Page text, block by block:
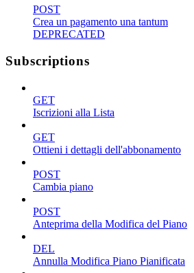
POST
Crea un pagamento una tantum
DEPRECATED
Subscriptions
GET
Iscrizioni alla Lista
GET
Ottieni i dettagli dell'abbonamento
POST
Cambia piano
POST
Anteprima della Modifica del Piano
DEL
Annulla Modifica Piano Pianificata